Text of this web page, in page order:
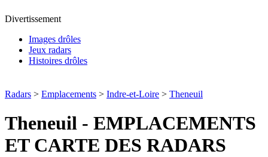
Divertissement
Images drôles
Jeux radars
Histoires drôles
Radars > Emplacements > Indre-et-Loire > Theneuil
Theneuil - EMPLACEMENTS
ET CARTE DES RADARS